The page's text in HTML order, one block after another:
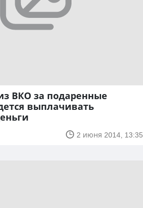
ВКО за подаренные
выплачивать
2 июня 2014, 13:35